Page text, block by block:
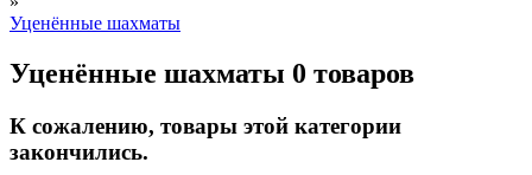
Уценённые шахматы
Уценённые шахматы 0 товаров
К сожалению, товары этой категории
закончились.